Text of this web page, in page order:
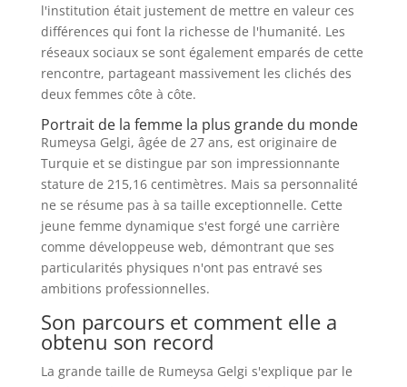
l'institution était justement de mettre en valeur ces
différences qui font la richesse de l'humanité. Les
réseaux sociaux se sont également emparés de cette
rencontre, partageant massivement les clichés des
deux femmes côte à côte.
Portrait de la femme la plus grande du monde
Rumeysa Gelgi, âgée de 27 ans, est originaire de
Turquie et se distingue par son impressionnante
stature de 215,16 centimètres. Mais sa personnalité
ne se résume pas à sa taille exceptionnelle. Cette
jeune femme dynamique s'est forgé une carrière
comme développeuse web, démontrant que ses
particularités physiques n'ont pas entravé ses
ambitions professionnelles.
Son parcours et comment elle a
obtenu son record
La grande taille de Rumeysa Gelgi s'explique par le